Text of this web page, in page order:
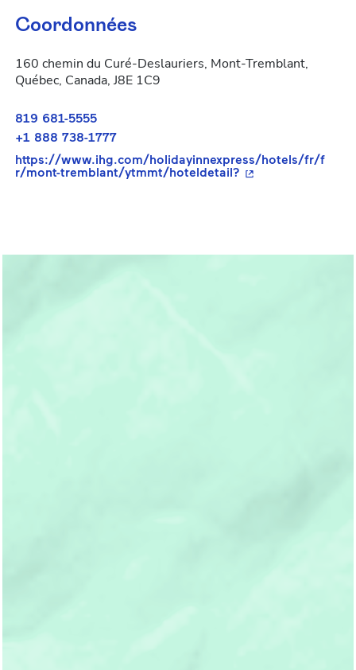
Coordonnées
160 chemin du Curé-Deslauriers, Mont-Tremblant,
Québec, Canada, J8E 1C9
819 681-5555
+1 888 738-1777
https://www.ihg.com/holidayinnexpress/hotels/fr/f
r/mont-tremblant/ytmmt/hoteldetail? - Cet hyperlien